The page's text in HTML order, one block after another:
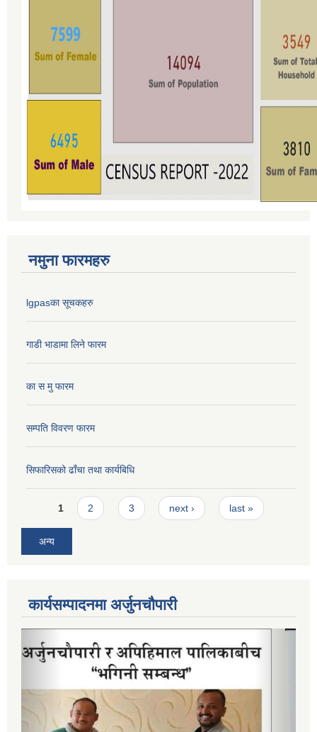
नमुना फारमहरु
lgpasका सूचकहरु
गाडी भाडामा लिने फारम
का स मु फारम
सम्पति विवरण फारम
सिफारिसको ढाँचा तथा कार्यबिधि
Pages
1 2 3 next › last »
अन्य
कार्यसम्पादनमा अर्जुनचौपारी